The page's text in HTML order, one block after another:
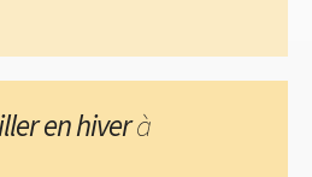
en hiverà